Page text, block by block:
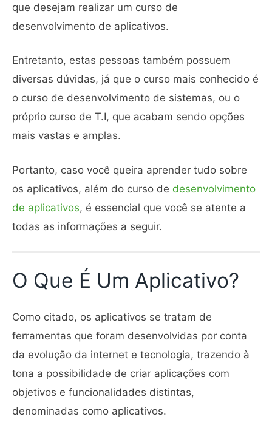
que desejam realizar um curso de
desenvolvimento de aplicativos.
Entretanto, estas pessoas também possuem
diversas dúvidas, já que o curso mais conhecido é
o curso de desenvolvimento de sistemas, ou o
próprio curso de T.I, que acabam sendo opções
mais vastas e amplas.
Portanto, caso você queira aprender tudo sobre
os aplicativos, além do curso de desenvolvimento
de aplicativos, é essencial que você se atente a
todas as informações a seguir.
O Que É Um Aplicativo?
Como citado, os aplicativos se tratam de
ferramentas que foram desenvolvidas por conta
da evolução da internet e tecnologia, trazendo à
tona a possibilidade de criar aplicações com
objetivos e funcionalidades distintas,
denominadas como aplicativos.